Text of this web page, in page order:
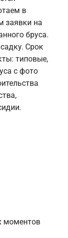
в
заявки на
бруса.
Срок
типовые,
с фото
моментов